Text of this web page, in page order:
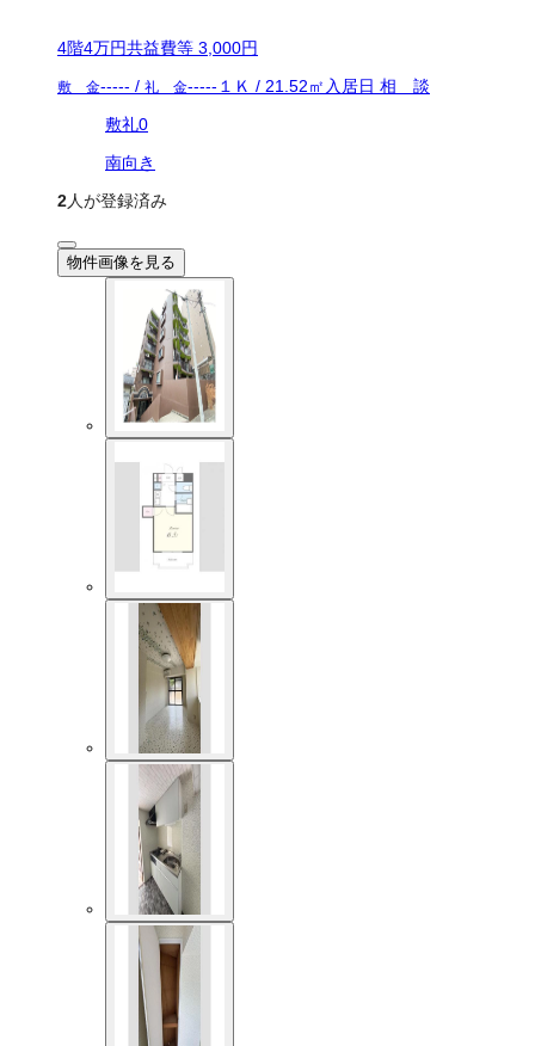
4階4万円共益費等 3,000円
敷 金----- / 礼 金----- １Ｋ / 21.52㎡ 入居日 相 談
敷礼0
南向き
2人が登録済み
物件画像を見る